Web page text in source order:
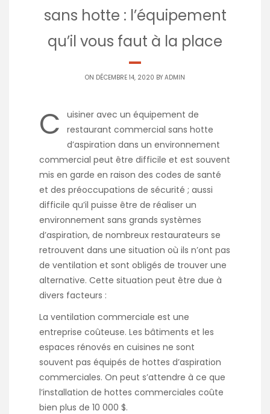
sans hotte : l’équipement
qu’il vous faut à la place
ON DÉCEMBRE 14, 2020 BY ADMIN
C
uisiner avec un équipement de
restaurant commercial sans hotte
d’aspiration dans un environnement
commercial peut être difficile et est souvent
mis en garde en raison des codes de santé
et des préoccupations de sécurité ; aussi
difficile qu’il puisse être de réaliser un
environnement sans grands systèmes
d’aspiration, de nombreux restaurateurs se
retrouvent dans une situation où ils n’ont pas
de ventilation et sont obligés de trouver une
alternative. Cette situation peut être due à
divers facteurs :
La ventilation commerciale est une
entreprise coûteuse. Les bâtiments et les
espaces rénovés en cuisines ne sont
souvent pas équipés de hottes d’aspiration
commerciales. On peut s’attendre à ce que
l’installation de hottes commerciales coûte
bien plus de 10 000 $.